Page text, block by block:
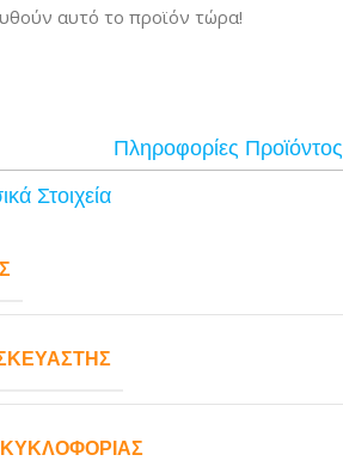
αυτό το προϊόν τώρα!
Πληροφορίες Προϊόντος
Στοιχεία